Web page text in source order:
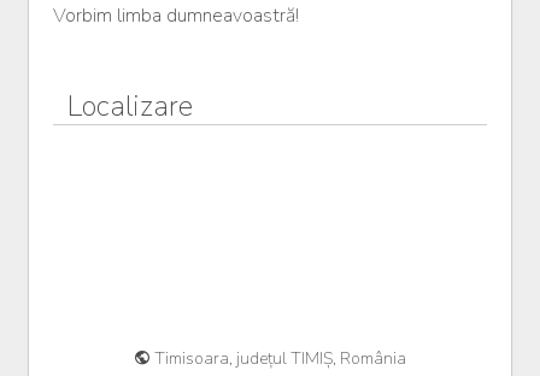
Vorbim limba dumneavoastră!
Localizare
Timisoara, județul TIMIȘ, România